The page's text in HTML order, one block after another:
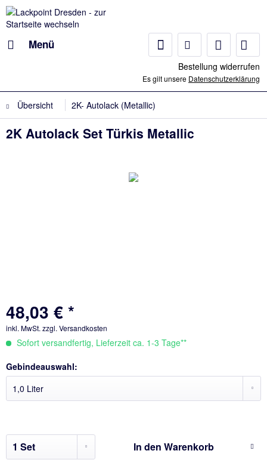
Menü
Bestellung widerrufen
Es gilt unsere Datenschutzerklärung
Übersicht 2K- Autolack (Metallic)
2K Autolack Set Türkis Metallic
48,03 € *
inkl. MwSt. zzgl. Versandkosten
Sofort versandfertig, Lieferzeit ca. 1-3 Tage**
Gebindeauswahl:
In den Warenkorb